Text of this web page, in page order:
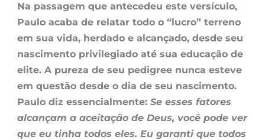
Na passagem que antecedeu este versículo,
Paulo acaba de relatar todo o “lucro” terreno
em sua vida, herdado e alcançado, desde seu
nascimento privilegiado até sua educação de
elite. A pureza de seu pedigree nunca esteve
em questão desde o dia de seu nascimento.
Paulo diz essencialmente: Se esses fatores
alcançam a aceitação de Deus, você pode ver
que eu tinha todos eles. Eu garanti que todos